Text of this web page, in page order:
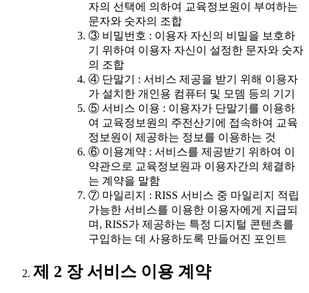
자의 선택에 의하여 교육정보원이 부여하는
문자와 숫자의 조합
③ 비밀번호 : 이용자 자신의 비밀을 보호하
기 위하여 이용자 자신이 설정한 문자와 숫자
의 조합
④ 단말기 : 서비스 제공을 받기 위해 이용자
가 설치한 개인용 컴퓨터 및 모뎀 등의 기기
⑤ 서비스 이용 : 이용자가 단말기를 이용하
여 교육정보원의 주전산기에 접속하여 교육
정보원이 제공하는 정보를 이용하는 것
⑥ 이용계약 : 서비스를 제공받기 위하여 이
약관으로 교육정보원과 이용자간의 체결하
는 계약을 말함
⑦ 마일리지 : RISS 서비스 중 마일리지 적립
가능한 서비스를 이용한 이용자에게 지급되
며, RISS가 제공하는 특정 디지털 콘텐츠를
구입하는 데 사용하도록 만들어진 포인트
제 2 장 서비스 이용 계약